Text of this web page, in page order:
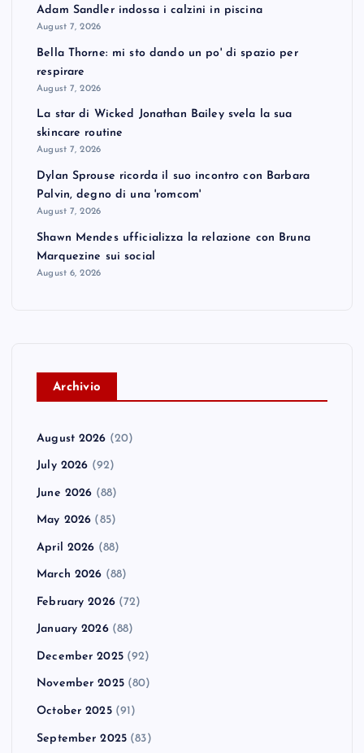
Adam Sandler indossa i calzini in piscina
August 7, 2026
Bella Thorne: mi sto dando un po' di spazio per
respirare
August 7, 2026
La star di Wicked Jonathan Bailey svela la sua
skincare routine
August 7, 2026
Dylan Sprouse ricorda il suo incontro con Barbara
Palvin, degno di una 'romcom'
August 7, 2026
Shawn Mendes ufficializza la relazione con Bruna
Marquezine sui social
August 6, 2026
Archivio
August 2026 (20)
July 2026 (92)
June 2026 (88)
May 2026 (85)
April 2026 (88)
March 2026 (88)
February 2026(72)
January 2026(88)
December 2025(92)
November 2025(80)
October 2025(91)
September 2025 (83)